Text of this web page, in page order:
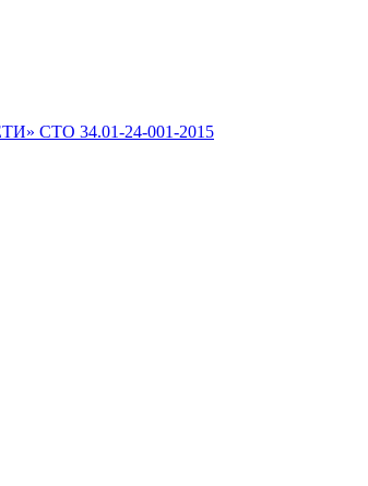
СТО 34.01-24-001-2015